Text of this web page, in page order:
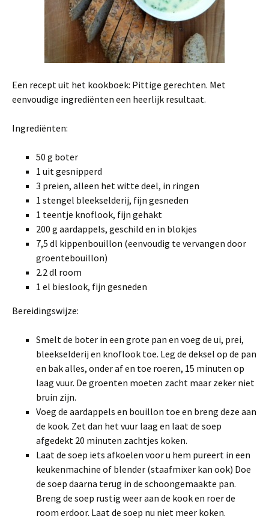
Een recept uit het kookboek: Pittige gerechten. Met
eenvoudige ingrediënten een heerlijk resultaat.
Ingrediënten:
50 g boter
1 uit gesnipperd
3 preien, alleen het witte deel, in ringen
1 stengel bleekselderij, fijn gesneden
1 teentje knoflook, fijn gehakt
200 g aardappels, geschild en in blokjes
7,5 dl kippenbouillon (eenvoudig te vervangen door
groentebouillon)
2.2 dl room
1 el bieslook, fijn gesneden
Bereidingswijze:
Smelt de boter in een grote pan en voeg de ui, prei,
bleekselderij en knoflook toe. Leg de deksel op de pan
en bak alles, onder af en toe roeren, 15 minuten op
laag vuur. De groenten moeten zacht maar zeker niet
bruin zijn.
Voeg de aardappels en bouillon toe en breng deze aan
de kook. Zet dan het vuur laag en laat de soep
afgedekt 20 minuten zachtjes koken.
Laat de soep iets afkoelen voor u hem pureert in een
keukenmachine of blender (staafmixer kan ook) Doe
de soep daarna terug in de schoongemaakte pan.
Breng de soep rustig weer aan de kook en roer de
room erdoor. Laat de soep nu niet meer koken.